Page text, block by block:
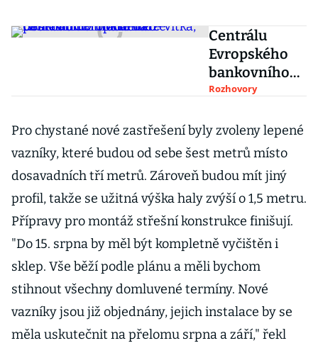
Centrálu
Evropského
bankovního
úřadu může
miliardáře
Vítka, říká
zmocněnec
Rozhovory
Pro chystané nové zastřešení byly zvoleny lepené
vazníky, které budou od sebe šest metrů místo
dosavadních tří metrů. Zároveň budou mít jiný
profil, takže se užitná výška haly zvýší o 1,5 metru.
Přípravy pro montáž střešní konstrukce finišují.
"Do 15. srpna by měl být kompletně vyčištěn i
sklep. Vše běží podle plánu a měli bychom
stihnout všechny domluvené termíny. Nové
vazníky jsou již objednány, jejich instalace by se
měla uskutečnit na přelomu srpna a září," řekl